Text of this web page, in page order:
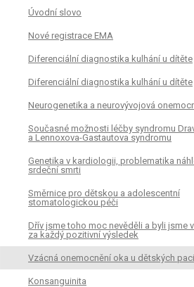
Úvodní slovo
Nové registrace EMA
Diferenciální diagnostika kulhání u dítěte
Diferenciální diagnostika kulhání u dítěte
Neurogenetika a neurovývojová
Současné možnosti léčby syndromu
a Lennoxova-Gastautova syndromu
Genetika v kardiologii, problematika
srdeční smrti
Směrnice pro dětskou a adolescentní
stomatologickou péči
Dřív jsme toho moc nevěděli a byli jsme
za každý pozitivní výsledek
Vzácná onemocnění oka u dětských
Konsanguinita